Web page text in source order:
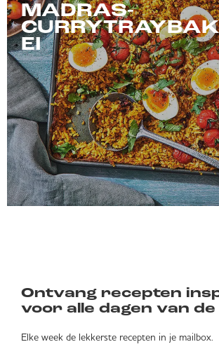
MADRAS-
EI
Ontvang recepten
voor alle dagen van
Elke week de lekkerste recepten in je mailbox.